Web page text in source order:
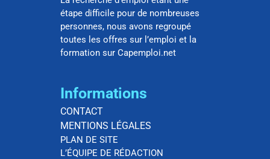
étape difficile pour de nombreuses
personnes, nous avons regroupé
toutes les offres sur l’emploi et la
formation sur Capemploi.net
Informations
CONTACT
MENTIONS LÉGALES
PLAN DE SITE
L’ÉQUIPE DE RÉDACTION